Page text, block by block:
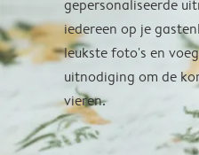
gepersonaliseerde
iedereen op je
leukste foto's en
uitnodiging om de
vieren.